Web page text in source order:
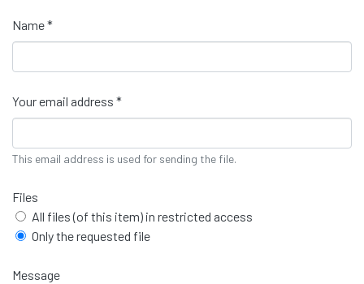
Name *
Your email address *
This email address is used for sending the file.
Files
All files (of this item) in restricted access
Only the requested file
Message